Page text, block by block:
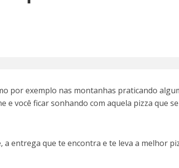
por exemplo nas montanhas praticando
e você ficar sonhando com aquela pizza que
entrega que te encontra e te leva a melhor